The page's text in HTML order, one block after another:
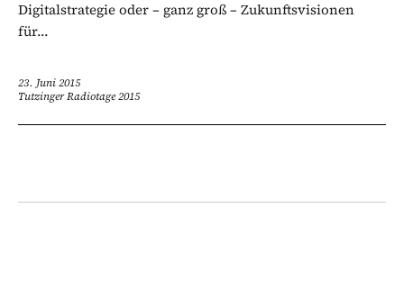
Digitalstrategie oder – ganz groß – Zukunftsvisionen
für...
23. Juni 2015
Tutzinger Radiotage 2015